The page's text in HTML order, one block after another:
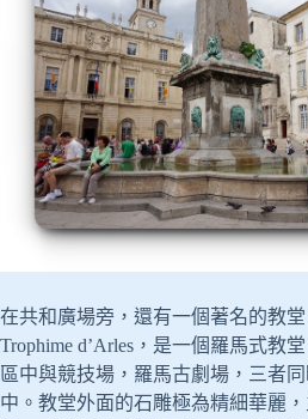
在共和廣場旁，還有一個著名的教堂
Trophime d’Arles，是一個羅馬式教
區中與競技場，羅馬古劇場，三者
中。教堂外面的石雕極為精細華麗